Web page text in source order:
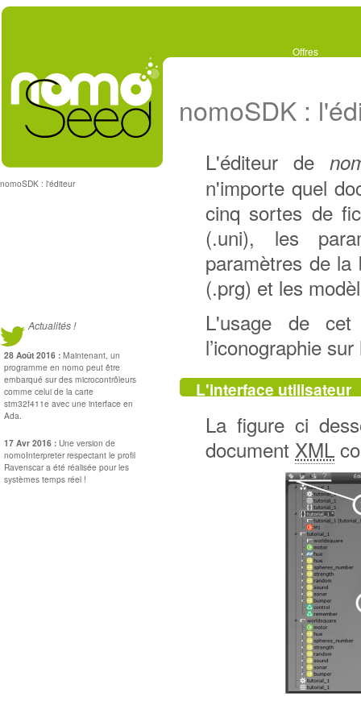
Offres
nomoSDK : l'éditeur
Actualités !
28 Août 2016 : Maintenant, un
programme en nomo peut être
embarqué sur des microcontrôleurs
comme celui de la carte
stm32f411e avec une interface en
Ada.
17 Avr 2016 : Une version de
nomoInterpreter respectant le profil
Ravenscar a été réalisée pour les
systèmes temps réel !
nomoSDK :
L'éditeur de
n'importe quel
cinq sortes de
(.uni), les
paramètres de la
(.prg) et les
L'usage de
l’iconographie
L'interface utilisateur
La figure ci
document XML